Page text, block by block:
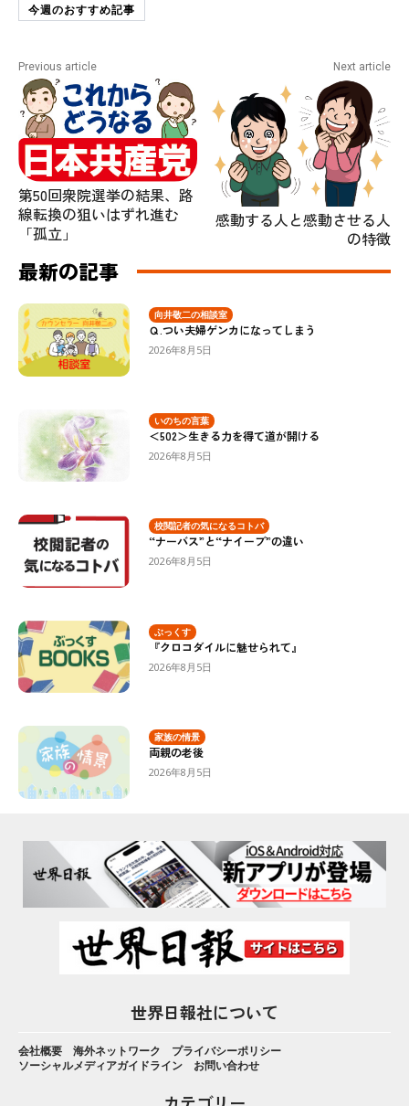
今週のおすすめ記事
Previous article
第50回衆院選挙の結果、路
線転換の狙いはずれ進む
「孤立」
Next article
感動する人と感動させる人
の特徴
最新の記事
向井敬二の相談室
Ｑ.つい夫婦ゲンカになってしまう
2026年8月5日
いのちの言葉
＜502＞生きる力を得て道が開ける
2026年8月5日
校閲記者の気になるコトバ
“ナーバス”と“ナイーブ”の違い
2026年8月5日
ぶっくす
『クロコダイルに魅せられて』
2026年8月5日
家族の情景
両親の老後
2026年8月5日
世界日報社について
会社概要 海外ネットワーク
プライバシーポリシー
ソーシャルメディアガイドライン
お問い合わせ